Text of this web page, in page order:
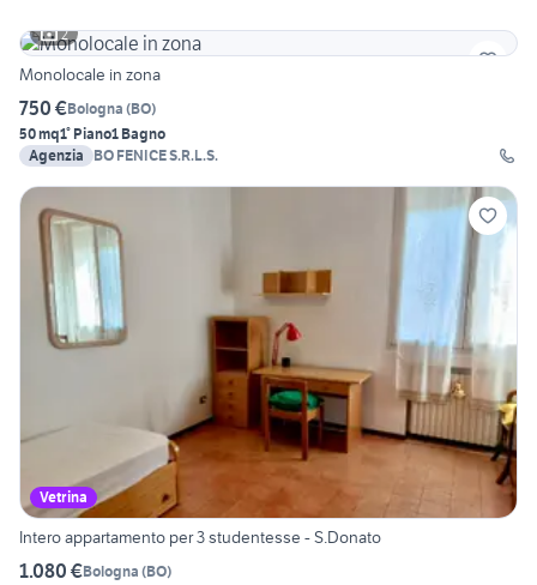
2
Monolocale in zona
750 €Bologna (BO)
50 mq1° Piano1 Bagno
Agenzia
BO FENICE S.R.L.S.
Vetrina
Intero appartamento per 3 studentesse - S.Donato
1.080 €Bologna (BO)